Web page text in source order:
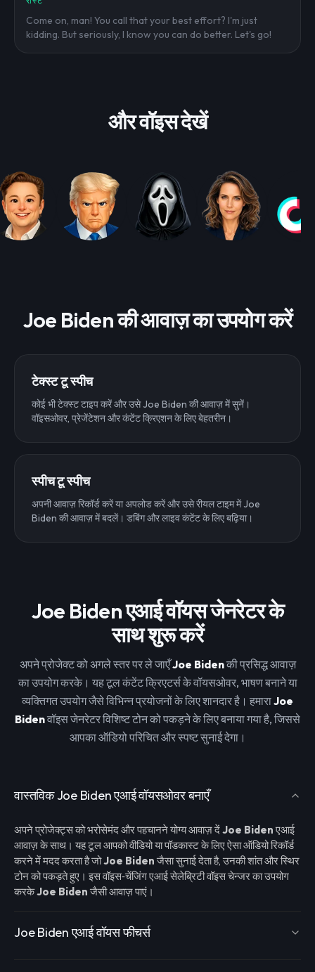
Come on, man! You call that your best effort? I'm just
kidding. But seriously, I know you can do better. Let's go!
और वॉइस देखें
Joe Biden की आवाज़ का उपयोग करें
टेक्स्ट टू स्पीच
कोई भी टेक्स्ट टाइप करें और उसे Joe Biden की आवाज़ में सुनें।
वॉइसओवर, प्रेजेंटेशन और कंटेंट क्रिएशन के लिए बेहतरीन।
स्पीच टू स्पीच
अपनी आवाज़ रिकॉर्ड करें या अपलोड करें और उसे रीयल टाइम में Joe
Biden की आवाज़ में बदलें। डबिंग और लाइव कंटेंट के लिए बढ़िया।
Joe Biden एआई वॉयस जेनरेटर के
साथ शुरू करें
अपने प्रोजेक्ट को अगले स्तर पर ले जाएँJoe Bidenकी प्रसिद्ध आवाज़
का उपयोग करके। यह टूल कंटेंट क्रिएटर्स के वॉयसओवर, भाषण बनाने या
व्यक्तिगत उपयोग जैसे विभिन्न प्रयोजनों के लिए शानदार है। हमाराJoe
Bidenवॉइस जेनरेटर विशिष्ट टोन को पकड़ने के लिए बनाया गया है, जिससे
आपका ऑडियो परिचित और स्पष्ट सुनाई देगा।
वास्तविक Joe Biden एआई वॉयसओवर बनाएँ
अपने प्रोजेक्ट्स को भरोसेमंद और पहचानने योग्य आवाज़ देंJoe Bidenएआई
आवाज़ के साथ। यह टूल आपको वीडियो या पॉडकास्ट के लिए ऐसा ऑडियो रिकॉर्ड
करने में मदद करता है जोJoe Bidenजैसा सुनाई देता है, उनकी शांत और स्थिर
टोन को पकड़ते हुए। इस वॉइस‑चेंजिंग एआई सेलेब्रिटी वॉइस चेन्जर का उपयोग
करकेJoe Bidenजैसी आवाज़ पाएं।
Joe Biden एआई वॉयस फीचर्स